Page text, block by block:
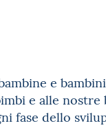
e
e alle nostre
fase dello